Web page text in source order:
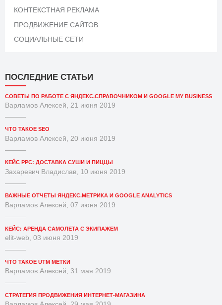
КОНТЕКСТНАЯ РЕКЛАМА
ПРОДВИЖЕНИЕ САЙТОВ
СОЦИАЛЬНЫЕ СЕТИ
ПОСЛЕДНИЕ СТАТЬИ
СОВЕТЫ ПО РАБОТЕ С ЯНДЕКС.СПРАВОЧНИКОМ И GOOGLE MY BUSINESS
Варламов Алексей, 21 июня 2019
ЧТО ТАКОЕ SEO
Варламов Алексей, 20 июня 2019
КЕЙС PPC: ДОСТАВКА СУШИ И ПИЦЦЫ
Захаревич Владислав, 10 июня 2019
ВАЖНЫЕ ОТЧЕТЫ ЯНДЕКС.МЕТРИКА И GOOGLE ANALYTICS
Варламов Алексей, 07 июня 2019
КЕЙС: АРЕНДА САМОЛЕТА С ЭКИПАЖЕМ
elit-web, 03 июня 2019
ЧТО ТАКОЕ UTM МЕТКИ
Варламов Алексей, 31 мая 2019
СТРАТЕГИЯ ПРОДВИЖЕНИЯ ИНТЕРНЕТ-МАГАЗИНА